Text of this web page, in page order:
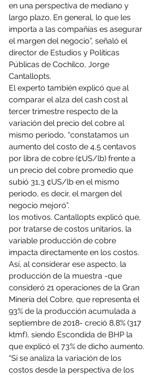
en una perspectiva de mediano y
largo plazo. En general, lo que les
importa a las compañías es asegurar
el margen del negocio”, señaló el
director de Estudios y Políticas
Públicas de Cochilco, Jorge
Cantallopts.
El experto también explicó que al
comparar el alza del cash cost al
tercer trimestre respecto de la
variación del precio del cobre al
mismo periodo, “constatamos un
aumento del costo de 4,5 centavos
por libra de cobre (¢US/lb) frente a
un precio del cobre promedio que
subió 31,3 ¢US/lb en el mismo
periodo, es decir, el margen del
negocio mejoró”.
los motivos. Cantallopts explicó que,
por tratarse de costos unitarios, la
variable producción de cobre
impacta directamente en los costos.
Así, al considerar ese aspecto, la
producción de la muestra -que
consideró 21 operaciones de la Gran
Minería del Cobre, que representa el
93% de la producción acumulada a
septiembre de 2018- creció 8,8% (317
ktmf), siendo Escondida de BHP la
que explicó el 73% de dicho aumento.
“Si se analiza la variación de los
costos desde la perspectiva de los